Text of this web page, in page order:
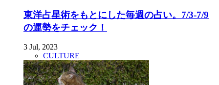
東洋占星術をもとにした毎週の占い。7/3-7/9
の運勢をチェック！
3 Jul, 2023
CULTURE